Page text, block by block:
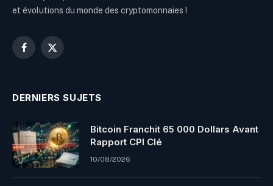
et évolutions du monde des cryptomonnaies !
Facebook
X
DERNIERS SUJETS
Bitcoin Franchit 65 000 Dollars Avant
Rapport CPI Clé
10/08/2026